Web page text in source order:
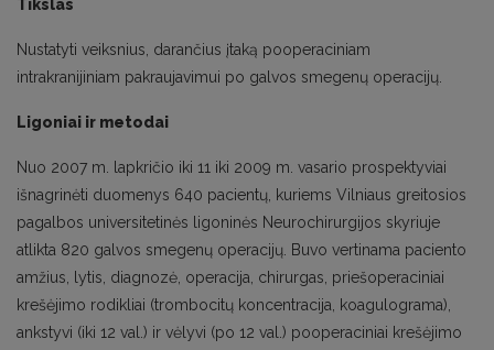
Tikslas
Nustatyti veiksnius, darančius įtaką pooperaciniam
intrakranijiniam pakraujavimui po galvos smegenų operacijų.
Ligoniai ir metodai
Nuo 2007 m. lapkričio iki 11 iki 2009 m. vasario prospektyviai
išnagrinėti duomenys 640 pacientų, kuriems Vilniaus greitosios
pagalbos universitetinės ligoninės Neurochirurgijos skyriuje
atlikta 820 galvos smegenų operacijų. Buvo vertinama paciento
amžius, lytis, diagnozė, operacija, chirurgas, priešoperaciniai
krešėjimo rodikliai (trombocitų koncentracija, koagulograma),
ankstyvi (iki 12 val.) ir vėlyvi (po 12 val.) pooperaciniai krešėjimo